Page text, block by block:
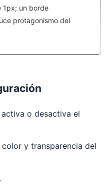
1px; un borde
protagonismo del
activa o desactiva el
color y transparencia del